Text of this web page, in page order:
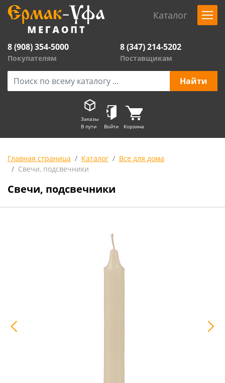
Каталог
8 (908) 354-5000
Покупателям
8 (347) 214-5202
Поставщикам
Заказы
В пути
Войти Корзина
Главная страница Каталог
Все для дома
Свечи, подсвечники
Свечи, подсвечники